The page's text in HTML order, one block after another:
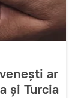
ar
și Turcia